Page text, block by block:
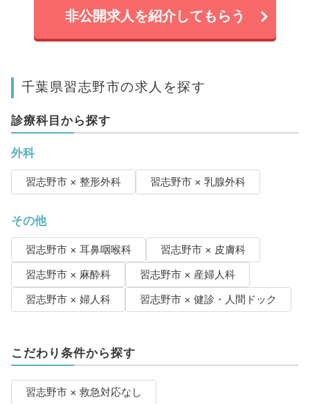
非公開求人を紹介してもらう
千葉県習志野市の求人を探す
診療科目から探す
外科
習志野市 × 整形外科 習志野市 × 乳腺外科
その他
習志野市 × 耳鼻咽喉科
習志野市 × 皮膚科
習志野市 × 麻酔科
習志野市 × 産婦人科
習志野市 × 婦人科
習志野市 × 健診・人間ドック
こだわり条件から探す
習志野市 × 救急対応なし